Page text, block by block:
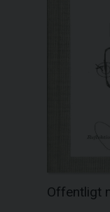
Offentligt